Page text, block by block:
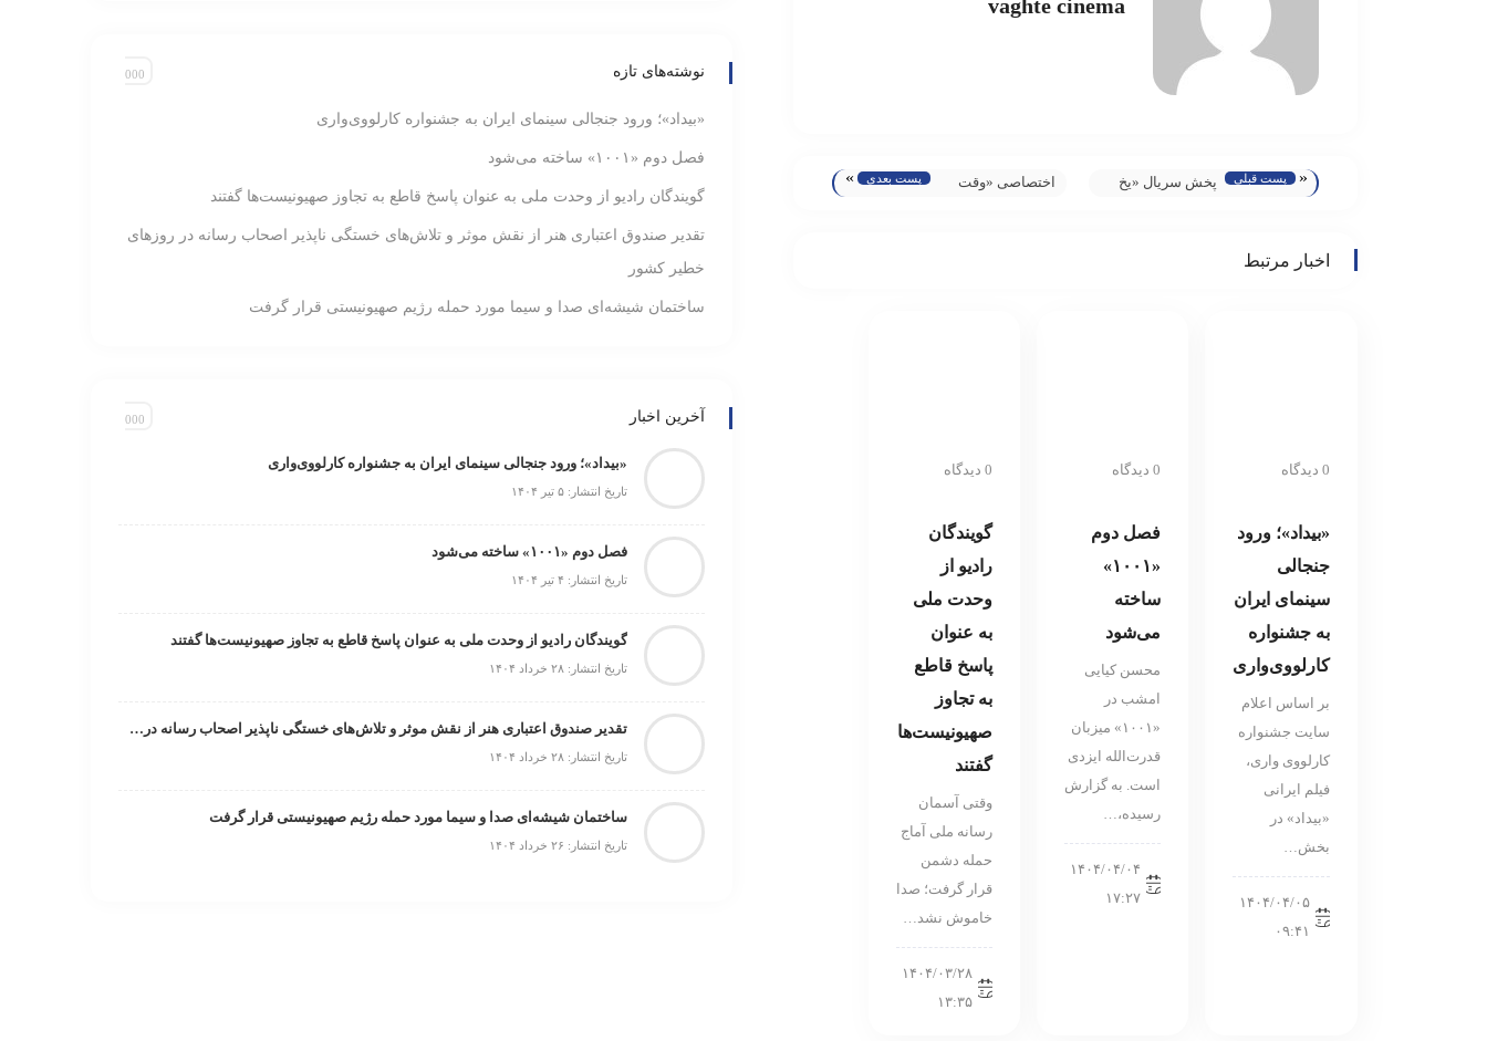
vaghte cinema
« پست قبلی
پخش سریال «یخ
اختصاصی «وقت
پست بعدی »
اخبار مرتبط
0 دیدگاه
«بیداد»؛ ورود
جنجالی
سینمای ایران
به جشنواره
کارلووی‌واری
بر اساس اعلام
سایت جشنواره
کارلووی واری،
فیلم ایرانی
«بیداد» در
بخش…
۱۴۰۴/۰۴/۰۵
۰۹:۴۱
0 دیدگاه
فصل دوم
«۱۰۰۱»
ساخته
می‌شود
محسن کیایی
امشب در
«۱۰۰۱» میزبان
قدرت‌الله ایزدی
است. به گزارش
رسیده،…
۱۴۰۴/۰۴/۰۴
۱۷:۲۷
0 دیدگاه
گویندگان
رادیو از
وحدت ملی
به عنوان
پاسخ قاطع
به تجاوز
صهیونیست‌ها
گفتند
وقتی آسمان
رسانه ملی آماج
حمله دشمن
قرار گرفت؛ صدا
خاموش نشد…
۱۴۰۴/۰۳/۲۸
۱۳:۳۵
نوشته‌های تازه
«بیداد»؛ ورود جنجالی سینمای ایران به جشنواره کارلووی‌واری
فصل دوم «۱۰۰۱» ساخته می‌شود
گویندگان رادیو از وحدت ملی به عنوان پاسخ قاطع به تجاوز صهیونیست‌ها گفتند
تقدیر صندوق اعتباری هنر از نقش موثر و تلاش‌های خستگی ناپذیر اصحاب رسانه در روزهای
خطیر کشور
ساختمان شیشه‌ای صدا و سیما مورد حمله رژیم صهیونیستی قرار گرفت
آخرین اخبار
«بیداد»؛ ورود جنجالی سینمای ایران به جشنواره کارلووی‌واری
تاریخ انتشار: ۵ تیر ۱۴۰۴
فصل دوم «۱۰۰۱» ساخته می‌شود
تاریخ انتشار: ۴ تیر ۱۴۰۴
گویندگان رادیو از وحدت ملی به عنوان پاسخ قاطع به تجاوز صهیونیست‌ها گفتند
تاریخ انتشار: ۲۸ خرداد ۱۴۰۴
تقدیر صندوق اعتباری هنر از نقش موثر و تلاش‌های خستگی ناپذیر اصحاب رسانه در روزهای خطیر کشور
تاریخ انتشار: ۲۸ خرداد ۱۴۰۴
ساختمان شیشه‌ای صدا و سیما مورد حمله رژیم صهیونیستی قرار گرفت
تاریخ انتشار: ۲۶ خرداد ۱۴۰۴